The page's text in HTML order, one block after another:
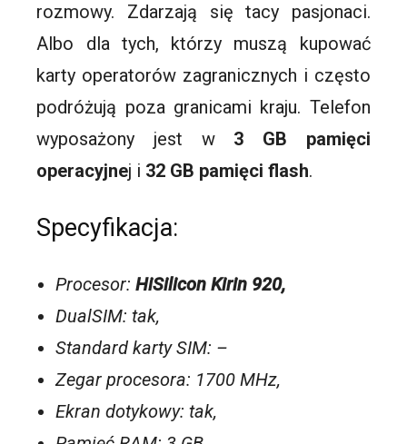
rozmowy. Zdarzają się tacy pasjonaci.
Albo dla tych, którzy muszą kupować
karty operatorów zagranicznych i często
podróżują poza granicami kraju. Telefon
wyposażony jest w 3 GB pamięci
operacyjnej i 32 GB pamięciflash.
Specyfikacja:
Procesor: HiSilicon Kirin 920,
DualSIM: tak,
Standard karty SIM: –
Zegar procesora: 1700 MHz,
Ekran dotykowy: tak,